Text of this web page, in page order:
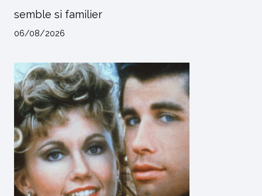
semble si familier
06/08/2026